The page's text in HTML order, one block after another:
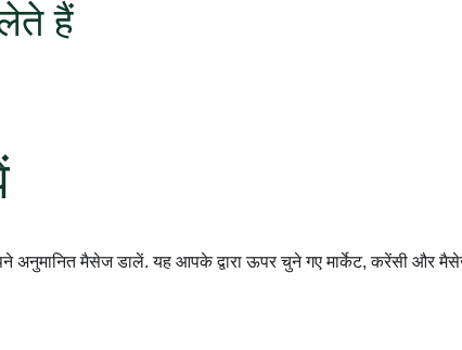
हैं
मैसेज डालें. यह आपके द्वारा ऊपर चुने गए मार्केट, करेंसी और